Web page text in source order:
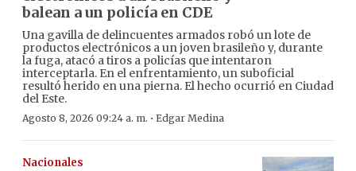
balean a un policía en CDE
Una gavilla de delincuentes armados robó un lote de
productos electrónicos a un joven brasileño y, durante
la fuga, atacó a tiros a policías que intentaron
interceptarla. En el enfrentamiento, un suboficial
resultó herido en una pierna. El hecho ocurrió en Ciudad
del Este.
Agosto 8, 2026 09:24 a. m. · Edgar Medina
Nacionales